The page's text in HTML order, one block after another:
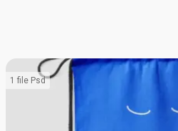
1 file Psd